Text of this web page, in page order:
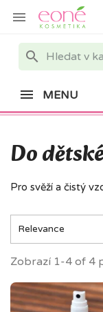

search
MENU
Do
Pro svěží a čistý
Relevance
Zobrazí 1-4 of 4